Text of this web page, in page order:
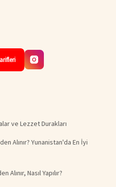
ve Lezzet Durakları
Alınır? Yunanistan'da En İyi
Nasıl Yapılır?